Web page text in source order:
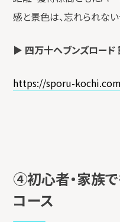
感と景色は、忘れられない
▶ 四万十ヘブンズロード
https://sporu-
④初心者・家族
コース